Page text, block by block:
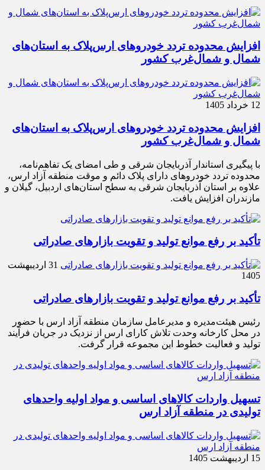
افزایش محدوده تردد خودروهای ارس‌پلاک به استان‌های
شمال و شمال‌غرب کشور
12 خرداد 1405
افزایش محدوده تردد خودروهای ارس‌پلاک به استان‌های
شمال و شمال‌غرب کشور
با پیگیری استاندار آذربایجان شرقی و طی امضای یک تفاهم‌نامه،
محدوده تردد خودروهای دارای پلاک دائم و موقت منطقه آزاد ارس،
علاوه بر استان آذربایجان شرقی به سطح استان‌های اردبیل، گیلان و
مازندران افزایش یافت.
تأکید بر رفع موانع تولید و تقویت بازارهای صادراتی
31 اردیبهشت
1405
تأکید بر رفع موانع تولید و تقویت بازارهای صادراتی
رئیس هیئت‌مدیره و مدیرعامل سازمان منطقه آزاد ارس با حضور
در محل کارخانه وحدت تلاش کارای ارس از نزدیک در جریان فرآیند
تولید و فعالیت خطوط این مجموعه قرار گرفت.
تسهیل واردات کالاهای اساسی و مواد اولیه واحدهای
تولیدی در منطقه آزاد ارس
15 اردیبهشت 1405